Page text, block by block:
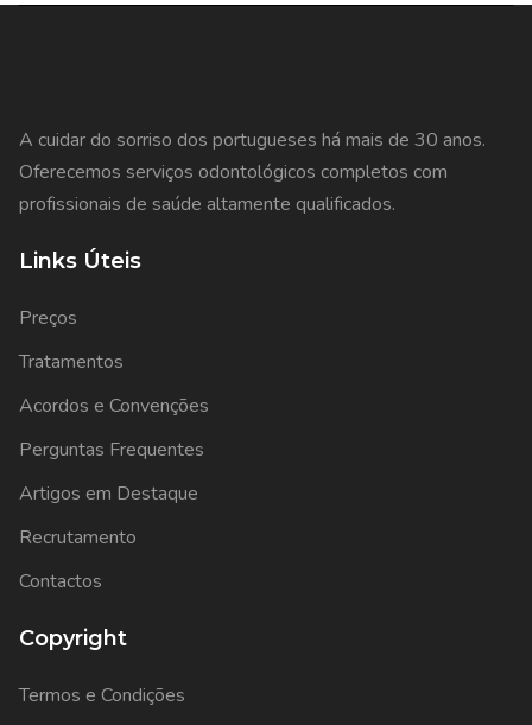
A cuidar do sorriso dos portugueses há mais de 30 anos.
Oferecemos serviços odontológicos completos com
profissionais de saúde altamente qualificados.
Links Úteis
Preços
Tratamentos
Acordos e Convenções
Perguntas Frequentes
Artigos em Destaque
Recrutamento
Contactos
Copyright
Termos e Condições